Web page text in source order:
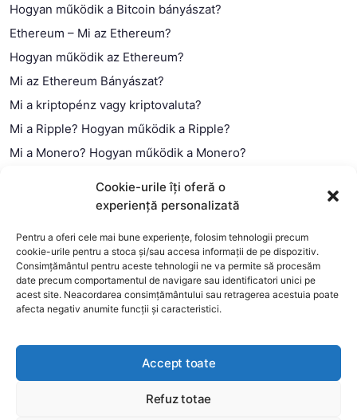
Cookie-urile îți oferă o
experiență personalizată
Pentru a oferi cele mai bune experiențe, folosim tehnologii precum
cookie-urile pentru a stoca și/sau accesa informații de pe dispozitiv.
Consimțământul pentru aceste tehnologii ne va permite să procesăm
date precum comportamentul de navigare sau identificatori unici pe
acest site. Neacordarea consimțământului sau retragerea acestuia poate
afecta negativ anumite funcții și caracteristici.
Accept toate
Refuz totae
Hogyan működik a Bitcoin bányászat?
Ethereum – Mi az Ethereum?
Hogyan működik az Ethereum?
Mi az Ethereum Bányászat?
Mi a kriptopénz vagy kriptovaluta?
Mi a Ripple? Hogyan működik a Ripple?
Mi a Monero? Hogyan működik a Monero?
Mi a blokklánc (technológia)?
This website uses cookies to improve your experience. We'll